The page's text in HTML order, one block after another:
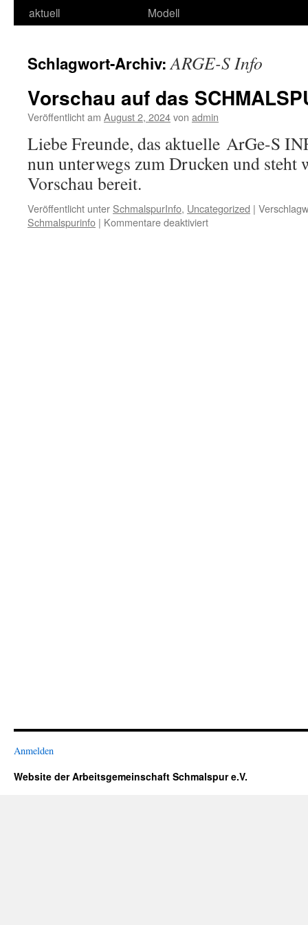
aktuell
Modell
Schlagwort-Archiv:ARGE-S Info
Vorschau auf das
Veröffentlicht am August 2, 2024von admin
Liebe Freunde, das aktuelle ArGe-S
nun unterwegs zum Drucken und steht
Vorschau bereit.
Veröffentlicht unter SchmalspurInfo, Uncategorized |
Schmalspurinfo | Kommentare deaktiviertfür
Anmelden
Website der Arbeitsgemeinschaft Schmalspur e.V.